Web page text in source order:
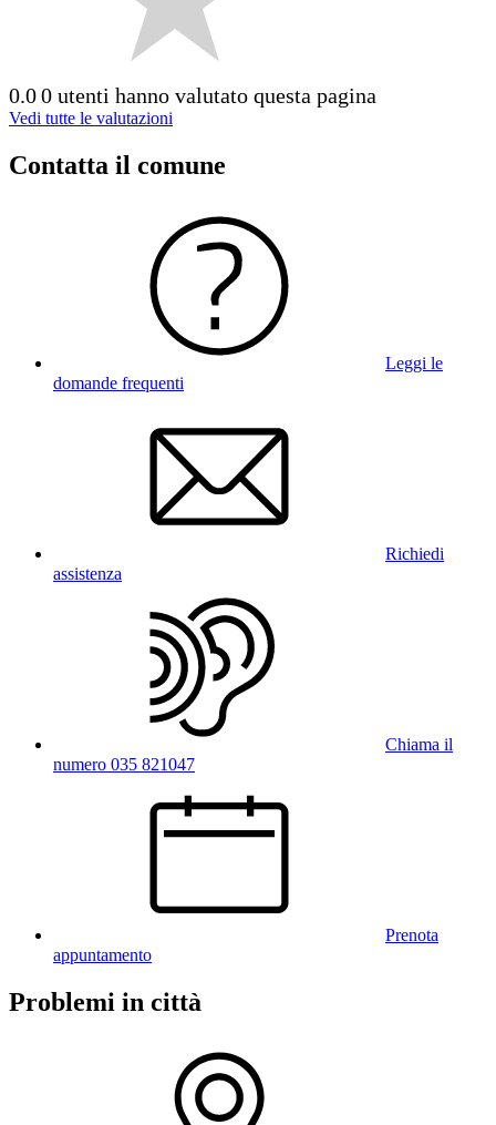
0.00 utenti hanno valutato questa pagina
Vedi tutte le valutazioni
Contatta il comune
Leggi le
domande frequenti
Richiedi
assistenza
Chiama il
numero 035 821047
Prenota
appuntamento
Problemi in città